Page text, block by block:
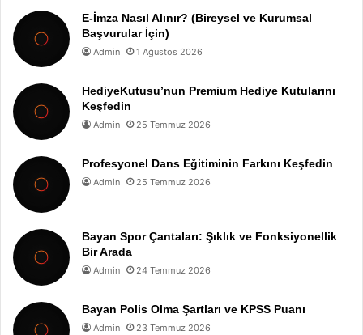
E-İmza Nasıl Alınır? (Bireysel ve Kurumsal
Başvurular İçin)
Admin 1 Ağustos 2026
HediyeKutusu’nun Premium Hediye Kutularını
Keşfedin
Admin 25 Temmuz 2026
Profesyonel Dans Eğitiminin Farkını Keşfedin
Admin 25 Temmuz 2026
Bayan Spor Çantaları: Şıklık ve Fonksiyonellik
Bir Arada
Admin 24 Temmuz 2026
Bayan Polis Olma Şartları ve KPSS Puanı
Admin 23 Temmuz 2026